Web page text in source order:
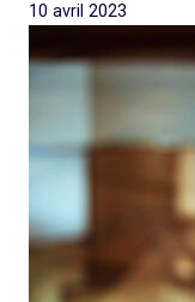
10 avril 2023